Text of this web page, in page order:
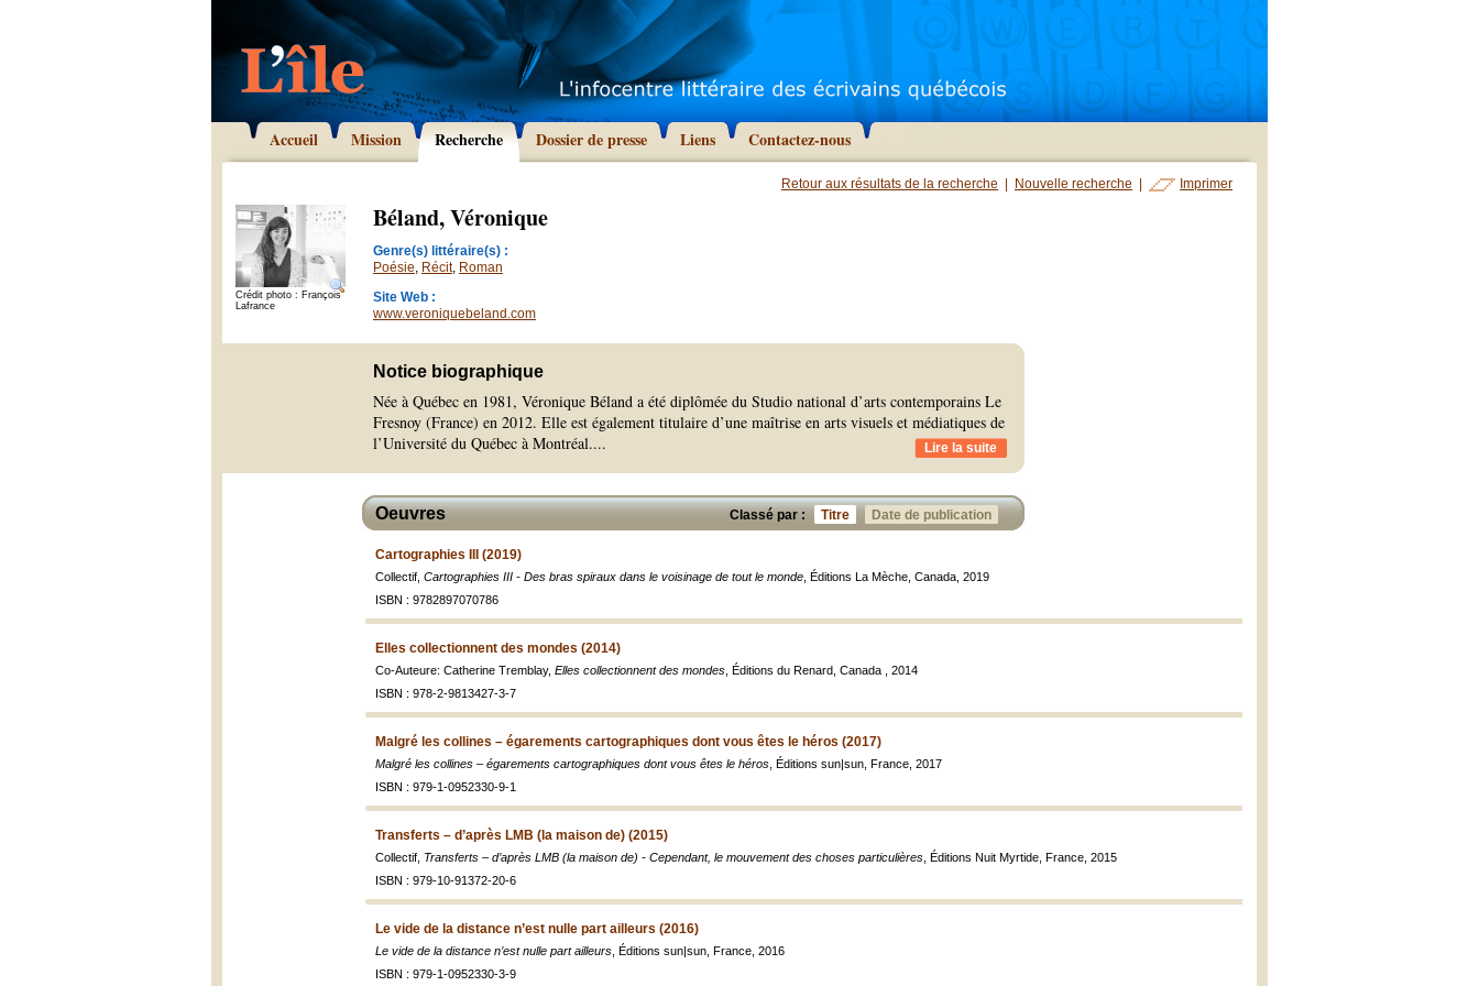
Accueil Mission Recherche Dossier de presse Liens Contactez-nous
Retour aux résultats de la recherche Nouvelle recherche Imprimer
Crédit photo : François
Lafrance
Béland, Véronique
Genre(s) littéraire(s) :
Poésie, Récit, Roman
Site Web :
www.veroniquebeland.com
Notice biographique
Née à Québec en 1981, Véronique Béland a été diplômée du Studio national d’arts contemporains Le
Fresnoy (France) en 2012. Elle est également titulaire d’une maîtrise en arts visuels et médiatiques de
l’Université du Québec à Montréal.... Lire la suite
Classé par : Titre Date de publication
Oeuvres
Cartographies III (2019)
Collectif, Cartographies III - Des bras spiraux dans le voisinage de tout le monde , Éditions La Mèche, Canada, 2019
ISBN : 9782897070786
Elles collectionnent des mondes (2014)
Co-Auteure: Catherine Tremblay, Elles collectionnent des mondes , Éditions du Renard, Canada , 2014
ISBN : 978-2-9813427-3-7
Malgré les collines – égarements cartographiques dont vous êtes le héros (2017)
Malgré les collines – égarements cartographiques dont vous êtes le héros , Éditions sun|sun, France, 2017
ISBN : 979-1-0952330-9-1
Transferts – d’après LMB (la maison de) (2015)
Collectif, Transferts – d’après LMB (la maison de) - Cependant, le mouvement des choses particulières , Éditions Nuit Myrtide, France, 2015
ISBN : 979-10-91372-20-6
Le vide de la distance n’est nulle part ailleurs (2016)
Le vide de la distance n’est nulle part ailleurs , Éditions sun|sun, France, 2016
ISBN : 979-1-0952330-3-9